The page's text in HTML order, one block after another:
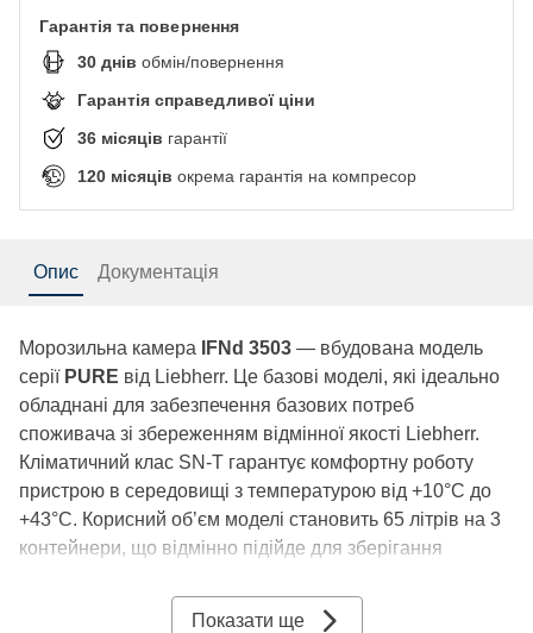
Гарантія та повернення
30 днів обмін/повернення
Гарантія справедливої ціни
36 місяців гарантії
120 місяців окрема гарантія на компресор
Опис Документація
Морозильна камера IFNd 3503 — вбудована модель
серії PURE від Liebherr. Це базові моделі, які ідеально
обладнані для забезпечення базових потреб
споживача зі збереженням відмінної якості Liebherr.
Кліматичний клас SN-T гарантує комфортну роботу
пристрою в середовищі з температурою від +10°C до
+43°C. Корисний об’єм моделі становить 65 літрів на 3
контейнери, що відмінно підійде для зберігання
камери становить 36 дБ, тож її можна розмістити у
Показати ще